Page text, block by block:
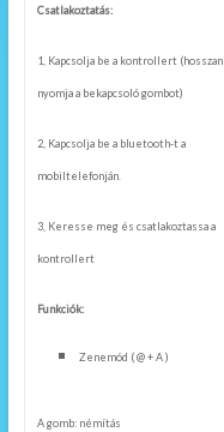
Csatlakoztatás:
1, Kapcsolja be a kontrollert (hosszan
nyomja a bekapcsoló gombot)
2, Kapcsolja be a bluetooth-t a
mobiltelefonján.
3, Keresse meg és csatlakoztassa a
kontrollert
Funkciók:
Zenemód ( @ + A )
A gomb: némítás